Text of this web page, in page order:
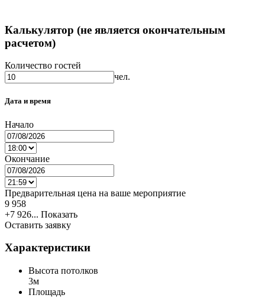
Калькулятор (не является окончательным
расчетом)
Количество гостей
чел.
Дата и время
Начало
Окончание
Предварительная цена на ваше мероприятие
9 958
+7 926... Показать
Оставить заявку
Характеристики
Высота потолков
3м
Площадь